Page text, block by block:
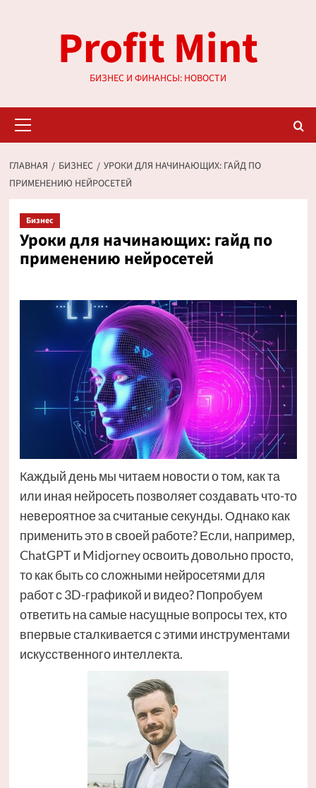
содержимомуProfit Mint
БИЗНЕС И ФИНАНСЫ: НОВОСТИ
меню
ГЛАВНАЯ БИЗНЕС
УРОКИ ДЛЯ НАЧИНАЮЩИХ: ГАЙД ПО
ПРИМЕНЕНИЮ НЕЙРОСЕТЕЙ
Бизнес
Уроки для начинающих: гайд по
применению нейросетей
Каждый день мы читаем новости о том, как та
или иная нейросеть позволяет создавать что-то
невероятное за считаные секунды. Однако как
применить это в своей работе? Если, например,
ChatGPT и Midjorney освоить довольно просто,
то как быть со сложными нейросетями для
работ с 3D-графикой и видео? Попробуем
ответить на самые насущные вопросы тех, кто
впервые сталкивается с этими инструментами
искусственного интеллекта.